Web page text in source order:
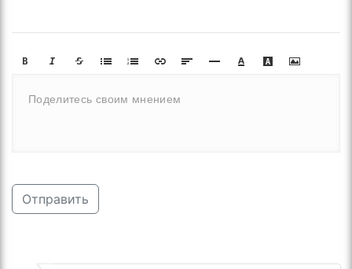
Отправить